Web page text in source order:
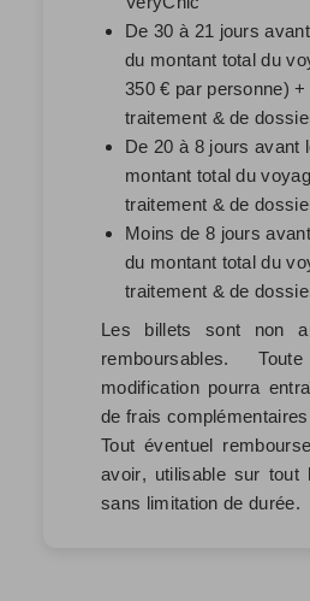
De 30 à 21 jours
du montant total du
350 € par personne)
traitement & de
De 20 à 8 jours avant
montant total du
traitement & de
Moins de 8 jours
du montant total du
traitement & de
Les billets sont non
remboursables.
modification pourra
de frais
Tout éventuel
avoir, utilisable sur
sans limitation de durée.